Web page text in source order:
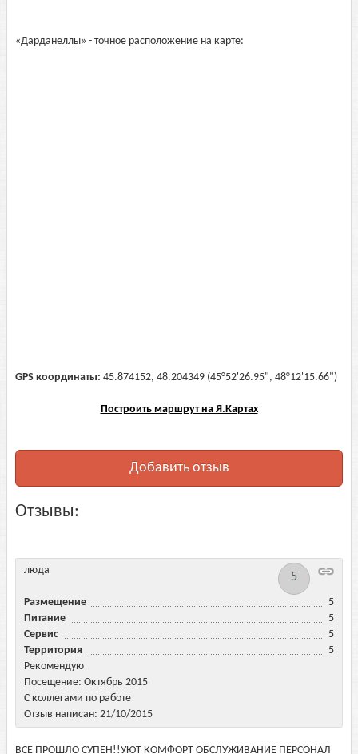
«Дарданеллы» - точное расположение на карте:
GPS координаты: 45.874152, 48.204349 (45°52'26.95", 48°12'15.66")
Построить маршрут на Я.Картах
Добавить отзыв
Отзывы:
люда
5
Размещение
5
Питание
5
Сервис
5
Территория
5
Рекомендую
Посещение: Октябрь 2015
С коллегами по работе
Отзыв написан: 21/10/2015
ВСЕ ПРОШЛО СУПЕH!!УЮТ КОМФОРТ ОБСЛУЖИВАНИЕ ПЕРСОНАЛ